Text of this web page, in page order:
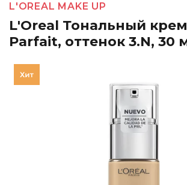
L'OREAL MAKE UP
L'Oreal Тональный
Parfait, оттенок 3.N, 30